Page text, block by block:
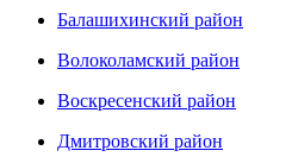
Балашихинский район
Волоколамский район
Воскресенский район
Дмитровский район